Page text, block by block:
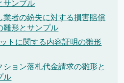
サンプル
業者の紛失に対する損害賠償
雛形とサンプル
トに関する内容証明の雛形
ション落札代金請求の雛形と
ル